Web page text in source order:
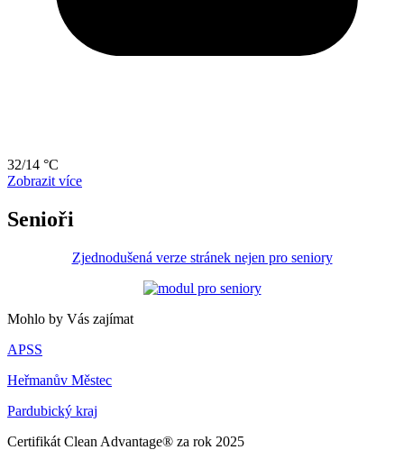
32/14 °C
Zobrazit více
Senioři
Zjednodušená verze stránek nejen pro seniory
Mohlo by Vás zajímat
APSS
Heřmanův Městec
Pardubický kraj
Certifikát Clean Advantage® za rok 2025